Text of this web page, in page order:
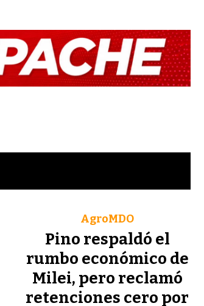
Pino respaldó el
rumbo económico de
Milei, pero reclamó
retenciones cero por
AgroMDO